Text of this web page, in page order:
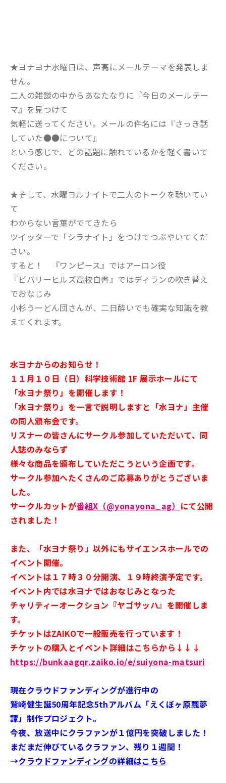
★ヨナヨナ水曜日は、声高にメールテーマを発表しま
せん。
二人の雑談の中からあなたなりに『今日のメールテー
マ』を見つけて
気軽に送ってください。メールの件名には『さっき話
していた●●について』
という感じで、どの話題に触れているかを軽く書いて
ください。
★そして、水曜ヨルナイトで二人のトークを聴いてい
て
わからない言葉がでてきたら
ツイッターで「シラナイト」をつけてつぶやいてくだ
さい。
すると！ 『ワンピース』ではアーロン役
『ビバリーヒルズ高校白書』ではディランの吹き替え
でおなじみ
小杉うーどん団さんが、二日酔いでも確実な知識を教
えてくれます。
水ヨナからのお知らせ！
１１月１０日（日）科学技術館 1F 展示ホールにて
「水ヨナ祭り」を開催します！
「水ヨナ祭り」を一言で説明しますと「水ヨナ」主催
の同人頒布会です。
リスナーの皆さんにサークル参加していただいて、同
人誌のみならず
様々な商品を頒布していただこうという企画です。
サークル参加へたくさんのご応募ありがとうございま
した。
サークルカットが番組X（@yonayona_ag） にて公開
されました！
また、「水ヨナ祭り」以外にもサイエンスホールでの
イベント開催。
イベントは１７時３０分開演、１９時終演予定です。
イベント内では水ヨナではおなじみとなった
チャリティーオークション『ヤゴサッハ』を開催しま
す。
チケットはZAIKOで一般販売を行っています！
チケットの購入とイベント詳細はこちらから↓↓↓
https://bunkaagqr.zaiko.io/e/suiyona-matsuri
現在クラウドファンディングが進行中の
鷲崎健生誕50周年記念5thアルバム「えくぼヶ原飄夢
譚」制作プロジェクト。
今夜、放送中にクラファンが１億円を突破しました！
まだまだ伸びているクラファン、残り１週間！
→クラウドファンディングの詳細はこちら